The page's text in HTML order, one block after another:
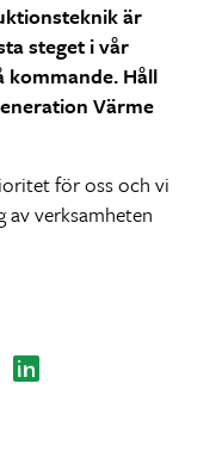
är
steget i vår
kommande. Håll
Värme
för oss och vi
verksamheten